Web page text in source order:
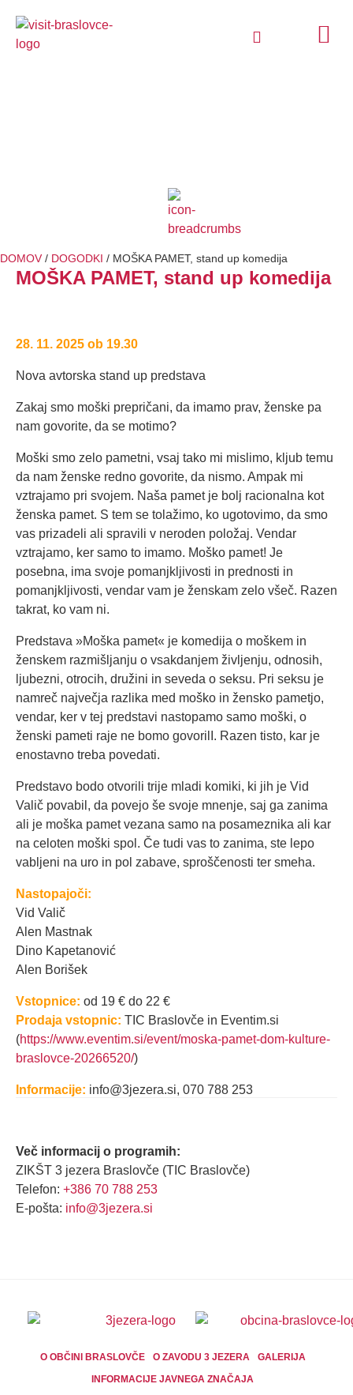
DOMOV / DOGODKI / MOŠKA PAMET, stand up komedija
MOŠKA PAMET, stand up komedija
28. 11. 2025 ob 19.30
Nova avtorska stand up predstava
Zakaj smo moški prepričani, da imamo prav, ženske pa
nam govorite, da se motimo?
Moški smo zelo pametni, vsaj tako mi mislimo, kljub temu
da nam ženske redno govorite, da nismo. Ampak mi
vztrajamo pri svojem. Naša pamet je bolj racionalna kot
ženska pamet. S tem se tolažimo, ko ugotovimo, da smo
vas prizadeli ali spravili v neroden položaj. Vendar
vztrajamo, ker samo to imamo. Moško pamet! Je
posebna, ima svoje pomanjkljivosti in prednosti in
pomanjkljivosti, vendar vam je ženskam zelo všeč. Razen
takrat, ko vam ni.
Predstava »Moška pamet« je komedija o moškem in
ženskem razmišljanju o vsakdanjem življenju, odnosih,
ljubezni, otrocih, družini in seveda o seksu. Pri seksu je
namreč največja razlika med moško in žensko pametjo,
vendar, ker v tej predstavi nastopamo samo moški, o
ženski pameti raje ne bomo govorilI. Razen tisto, kar je
enostavno treba povedati.
Predstavo bodo otvorili trije mladi komiki, ki jih je Vid
Valič povabil, da povejo še svoje mnenje, saj ga zanima
ali je moška pamet vezana samo na posameznika ali kar
na celoten moški spol. Če tudi vas to zanima, ste lepo
vabljeni na uro in pol zabave, sproščenosti ter smeha.
Nastopajoči:
Vid Valič
Alen Mastnak
Dino Kapetanović
Alen Borišek
Vstopnice: od 19 € do 22 €
Prodaja vstopnic: TIC Braslovče in Eventim.si
(https://www.eventim.si/event/moska-pamet-dom-kulture-
braslovce-20266520/)
Informacije: info@3jezera.si, 070 788 253
Več informacij o programih:
ZIKŠT 3 jezera Braslovče (TIC Braslovče)
Telefon: +386 70 788 253
E-pošta: info@3jezera.si
O OBČINI BRASLOVČE O ZAVODU 3 JEZERA
GALERIJA
INFORMACIJE JAVNEGA ZNAČAJA